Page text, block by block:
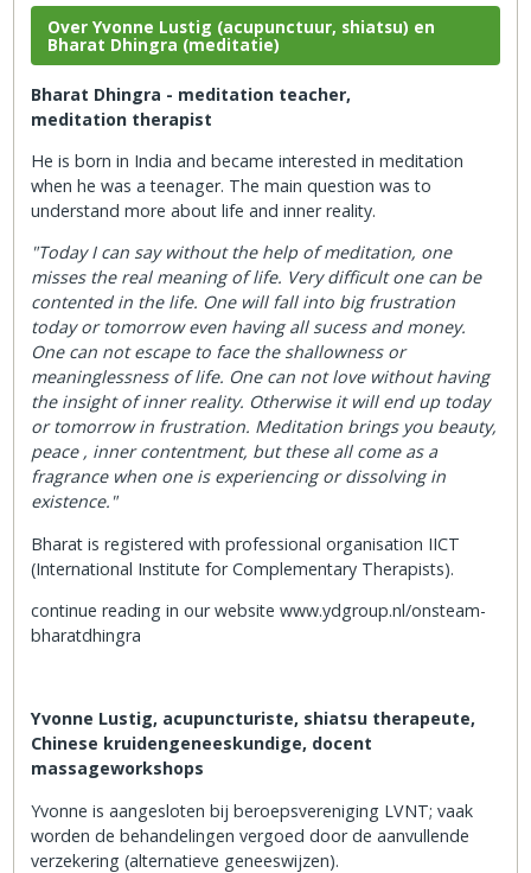
Over Yvonne Lustig (acupunctuur, shiatsu) en
Bharat Dhingra (meditatie)
Bharat Dhingra - meditation teacher,
meditation therapist
He is born in India and became interested in meditation
when he was a teenager. The main question was to
understand more about life and inner reality.
"Today I can say without the help of meditation, one
misses the real meaning of life. Very difficult one can be
contented in the life. One will fall into big frustration
today or tomorrow even having all sucess and money.
One can not escape to face the shallowness or
meaninglessness of life. One can not love without having
the insight of inner reality. Otherwise it will end up today
or tomorrow in frustration. Meditation brings you beauty,
peace , inner contentment, but these all come as a
fragrance when one is experiencing or dissolving in
existence."​
Bharat is registered with professional organisation IICT
(International Institute for Complementary Therapists).
​continue reading in our website www.ydgroup.nl/onsteam-
bharatdhingra
Yvonne Lustig, acupuncturiste, shiatsu therapeute,
Chinese kruidengeneeskundige, docent
massageworkshops
Yvonne is aangesloten bij beroepsvereniging LVNT; vaak
worden de behandelingen vergoed door de aanvullende
verzekering (alternatieve geneeswijzen).